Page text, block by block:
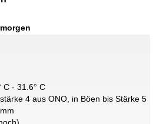
C - 31.6° C
4 aus ONO, in Böen bis Stärke 5